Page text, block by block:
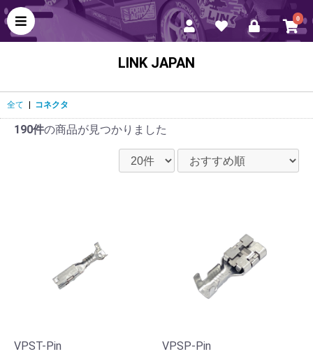
0
LINK JAPAN
全て コネクタ
190件の商品が見つかりました
VPST-Pin
VPSP-Pin